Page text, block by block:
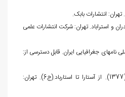
مازندران و استراباد. تهران: شرکت انتشارات علمی
نام‏های جغرافیایی ایران. قابل دسترسی از:
ستوده، منوچهر. ذبیحی، مسیح (1377). از آستارا تا استارباد.(ج6). تهران: